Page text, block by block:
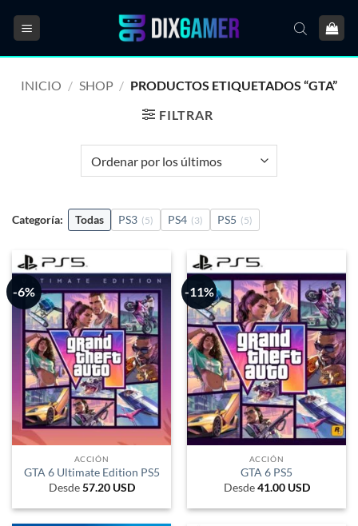
INICIO / SHOP / PRODUCTOS ETIQUETADOS “GTA”
FILTRAR
Categoría: Todas PS3 (5) PS4 (3) PS5 (5)
-6%
ACCIÓN
GTA 6 Ultimate Edition PS5
Desde57.20 USD
-11%
ACCIÓN
GTA 6 PS5
Desde41.00 USD